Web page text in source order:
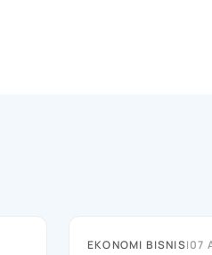
EKONOMI BISNIS|07